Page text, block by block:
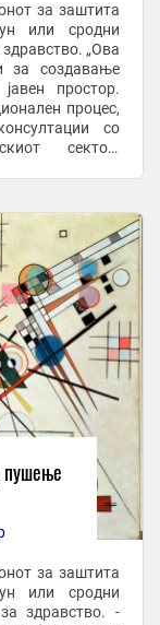
за заштита
или сродни
„Ова
за создавање
простор.
процес,
со
сектор,
пушење
за заштита
или сродни
здравство. -